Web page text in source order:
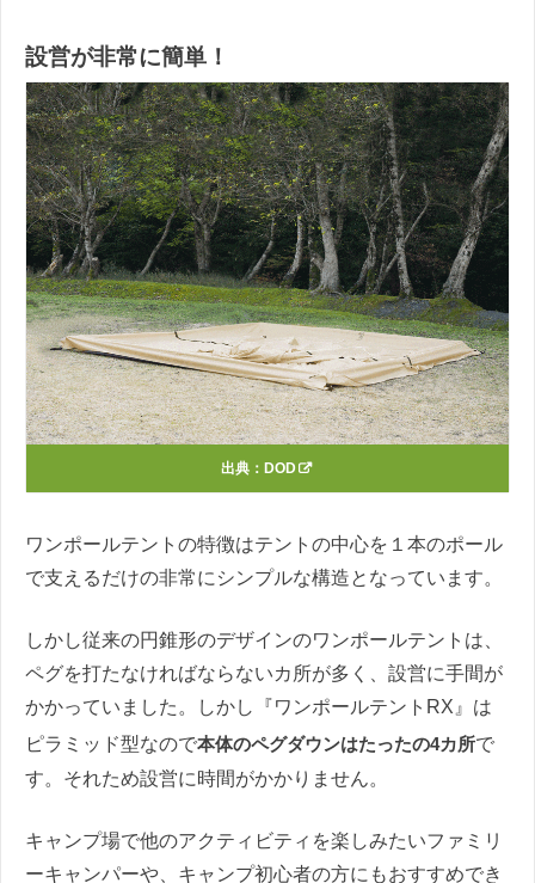
設営が非常に簡単！
出典： DOD
ワンポールテントの特徴はテントの中心を１本のポール
で支えるだけの非常にシンプルな構造となっています。
しかし従来の円錐形のデザインのワンポールテントは、
ペグを打たなければならないカ所が多く、設営に手間が
かかっていました。しかし『ワンポールテントRX』は
ピラミッド型なので本体のペグダウンはたったの4カ所で
す。それため設営に時間がかかりません。
キャンプ場で他のアクティビティを楽しみたいファミリ
ーキャンパーや、キャンプ初心者の方にもおすすめでき